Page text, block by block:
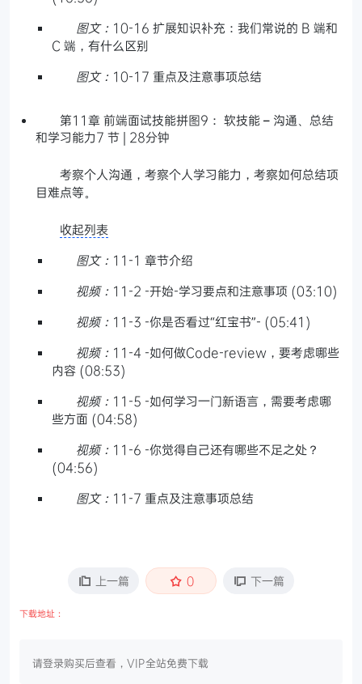
图文： 10-16 扩展知识补充：我们常说的 B 端和
C 端，有什么区别
图文： 10-17 重点及注意事项总结
第11章 前端面试技能拼图9： 软技能 – 沟通、总结
和学习能力7 节 | 28分钟
考察个人沟通，考察个人学习能力，考察如何总结项
目难点等。
收起列表
图文： 11-1 章节介绍
视频： 11-2 -开始-学习要点和注意事项 (03:10)
视频： 11-3 -你是否看过“红宝书”- (05:41)
视频： 11-4 -如何做Code-review，要考虑哪些
内容 (08:53)
视频： 11-5 -如何学习一门新语言，需要考虑哪
些方面 (04:58)
视频： 11-6 -你觉得自己还有哪些不足之处？
(04:56)
图文： 11-7 重点及注意事项总结
上一篇 0 下一篇
下载地址：
请登录购买后查看，VIP全站免费下载